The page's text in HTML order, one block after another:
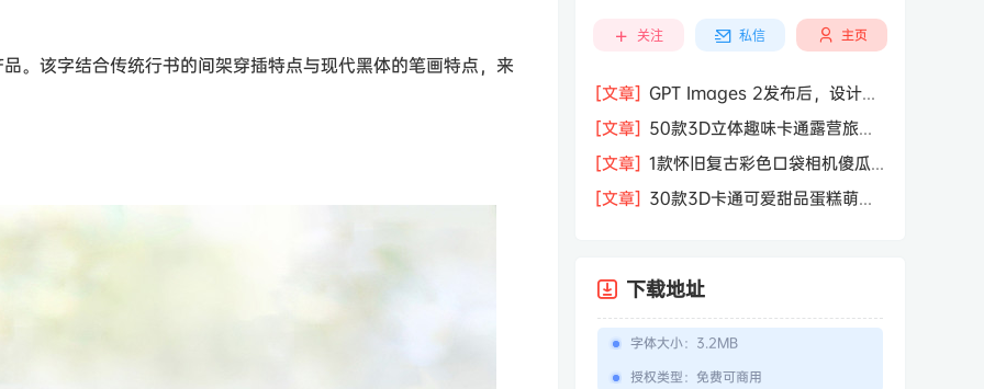
。该字结合传统行书的间架穿插特点与现代黑体的笔画特点，来
关注 私信 主页
[文章] GPT Images 2发布后，设计行
业的天真的塌了？
[文章] 50款3D立体趣味卡通露营旅行
度假旅游装备插图插画PNG免抠图片素
材图
[文章] 1款怀旧复古彩色口袋相机傻瓜
相机屏幕模型PSD模板样机效果图素材
[文章] 30款3D卡通可爱甜品蛋糕萌趣
下载地址
字体大小： 3.2MB
授权类型： 免费可商用